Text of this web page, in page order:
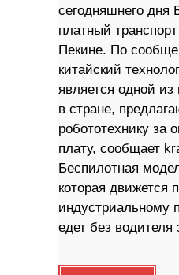
сегодняшнего дня
платный
Пекине. По
китайский
является одной
в стране,
робототехнику за
плату, сообщает
Беспилотная
которая движется
индустриальному
едет без водителя